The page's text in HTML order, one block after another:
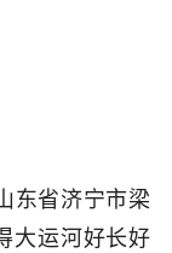
省济宁市梁
大运河好长好